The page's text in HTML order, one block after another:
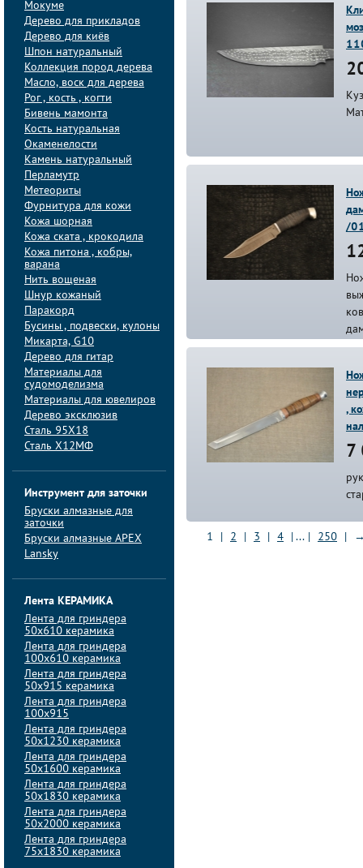
Мокуме
Дерево для прикладов
Дерево для киёв
Шпон натуральный
Коллекция пород дерева
Масло, воск для дерева
Рог , кость , когти
Бивень мамонта
Кость натуральная
Окаменелости
Камень натуральный
Перламутр
Метеориты
Фурнитура для кожи
Кожа шорная
Кожа ската , крокодила
Кожа питона , кобры,
варана
Нить вощеная
Шнур кожаный
Паракорд
Бусины , подвески, кулоны
Микарта, G10
Дерево для гитар
Материалы для
судомоделизма
Материалы для ювелиров
Дерево эксклюзив
Сталь 95Х18
Сталь Х12МФ
Инструмент для заточки
Бруски алмазные для
заточки
Бруски алмазные APEX
Lansky
Лента КЕРАМИКА
Лента для гриндера
50х610 керамика
Лента для гриндера
100х610 керамика
Лента для гриндера
50х915 керамика
Лента для гриндера
100х915
Лента для гриндера
50х1230 керамика
Лента для гриндера
50х1600 керамика
Лента для гриндера
50х1830 керамика
Лента для гриндера
50х2000 керамика
Лента для гриндера
75х1830 керамика
/
,
7
1 2 3 4 | ... | 250